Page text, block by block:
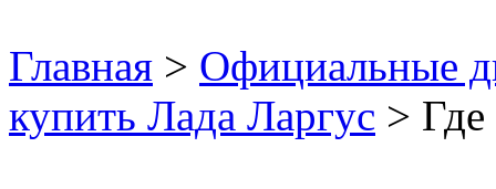
Главная > Официальные
купить Лада Ларгус >